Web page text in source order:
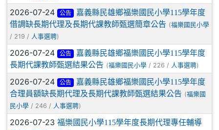
2026-07-24 公告
嘉義縣民雄鄉福樂國民小學115學年度
借調缺長期代理及長期代課教師甄選簡章公告 (福樂國民小學
/ 219 / 人事選聘)
2026-07-24 公告
嘉義縣民雄鄉福樂國民小學115學年度
長期代課教師甄選結果公告 (福樂國民小學 / 226 / 人事選聘)
2026-07-24 公告
嘉義縣民雄鄉福樂國民小學115學年度
合理員額缺長期代理及長期代課教師甄選結果公告 (福樂國
民小學 / 246 / 人事選聘)
2026-07-23 福樂國民小學115學年度長期代理專任輔導